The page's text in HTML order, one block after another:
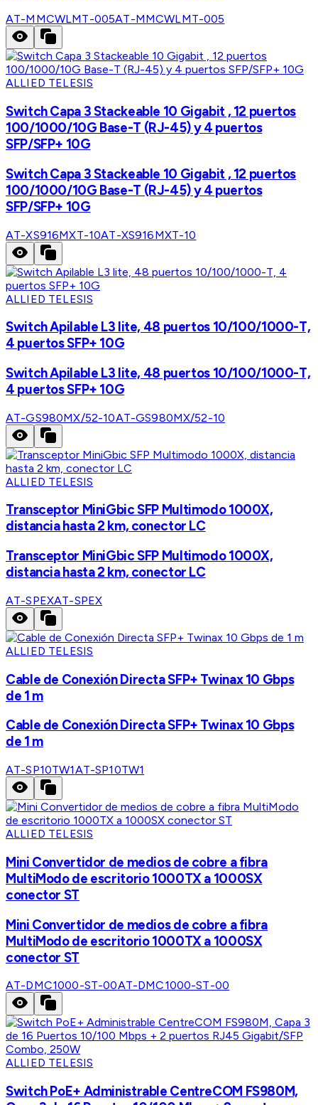
AT-MMCWLMT-005AT-MMCWLMT-005
ALLIED TELESIS
Switch Capa 3 Stackeable 10 Gigabit , 12 puertos
100/1000/10G Base-T (RJ-45) y 4 puertos
SFP/SFP+ 10G
Switch Capa 3 Stackeable 10 Gigabit , 12 puertos
100/1000/10G Base-T (RJ-45) y 4 puertos
SFP/SFP+ 10G
AT-XS916MXT-10AT-XS916MXT-10
ALLIED TELESIS
Switch Apilable L3 lite, 48 puertos 10/100/1000-T,
4 puertos SFP+ 10G
Switch Apilable L3 lite, 48 puertos 10/100/1000-T,
4 puertos SFP+ 10G
AT-GS980MX/52-10AT-GS980MX/52-10
ALLIED TELESIS
Transceptor MiniGbic SFP Multimodo 1000X,
distancia hasta 2 km, conector LC
Transceptor MiniGbic SFP Multimodo 1000X,
distancia hasta 2 km, conector LC
AT-SPEXAT-SPEX
ALLIED TELESIS
Cable de Conexión Directa SFP+ Twinax 10 Gbps
de 1 m
Cable de Conexión Directa SFP+ Twinax 10 Gbps
de 1 m
AT-SP10TW1AT-SP10TW1
ALLIED TELESIS
Mini Convertidor de medios de cobre a fibra
MultiModo de escritorio 1000TX a 1000SX
conector ST
Mini Convertidor de medios de cobre a fibra
MultiModo de escritorio 1000TX a 1000SX
conector ST
AT-DMC1000-ST-00AT-DMC1000-ST-00
ALLIED TELESIS
Switch PoE+ Administrable CentreCOM FS980M,